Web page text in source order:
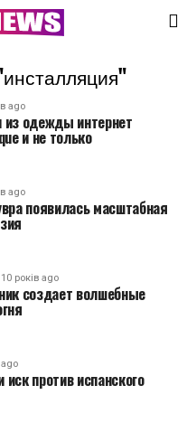
ago
одежды интернет
и не только
ago
появилась масштабная
10 років ago
создает волшебные
ago
против испанского